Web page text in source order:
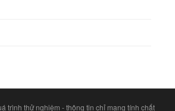
trình thử nghiệm - thông tin chỉ mang tính chất